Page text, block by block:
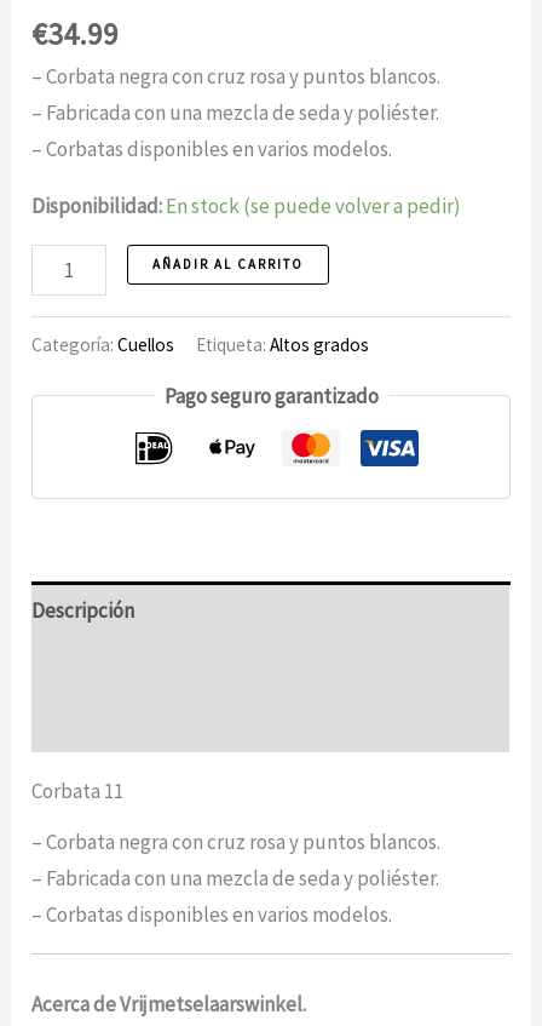
€34.99
– Corbata negra con cruz rosa y puntos blancos.
– Fabricada con una mezcla de seda y poliéster.
– Corbatas disponibles en varios modelos.
Disponibilidad:En stock (se puede volver a pedir)
Corbata
11
Rosacruz
AÑADIR AL CARRITO
Categoría:Cuellos Etiqueta:Altos grados
Pago seguro garantizado
Descripción
Corbata 11
– Corbata negra con cruz rosa y puntos blancos.
– Fabricada con una mezcla de seda y poliéster.
– Corbatas disponibles en varios modelos.
Acerca de Vrijmetselaarswinkel.